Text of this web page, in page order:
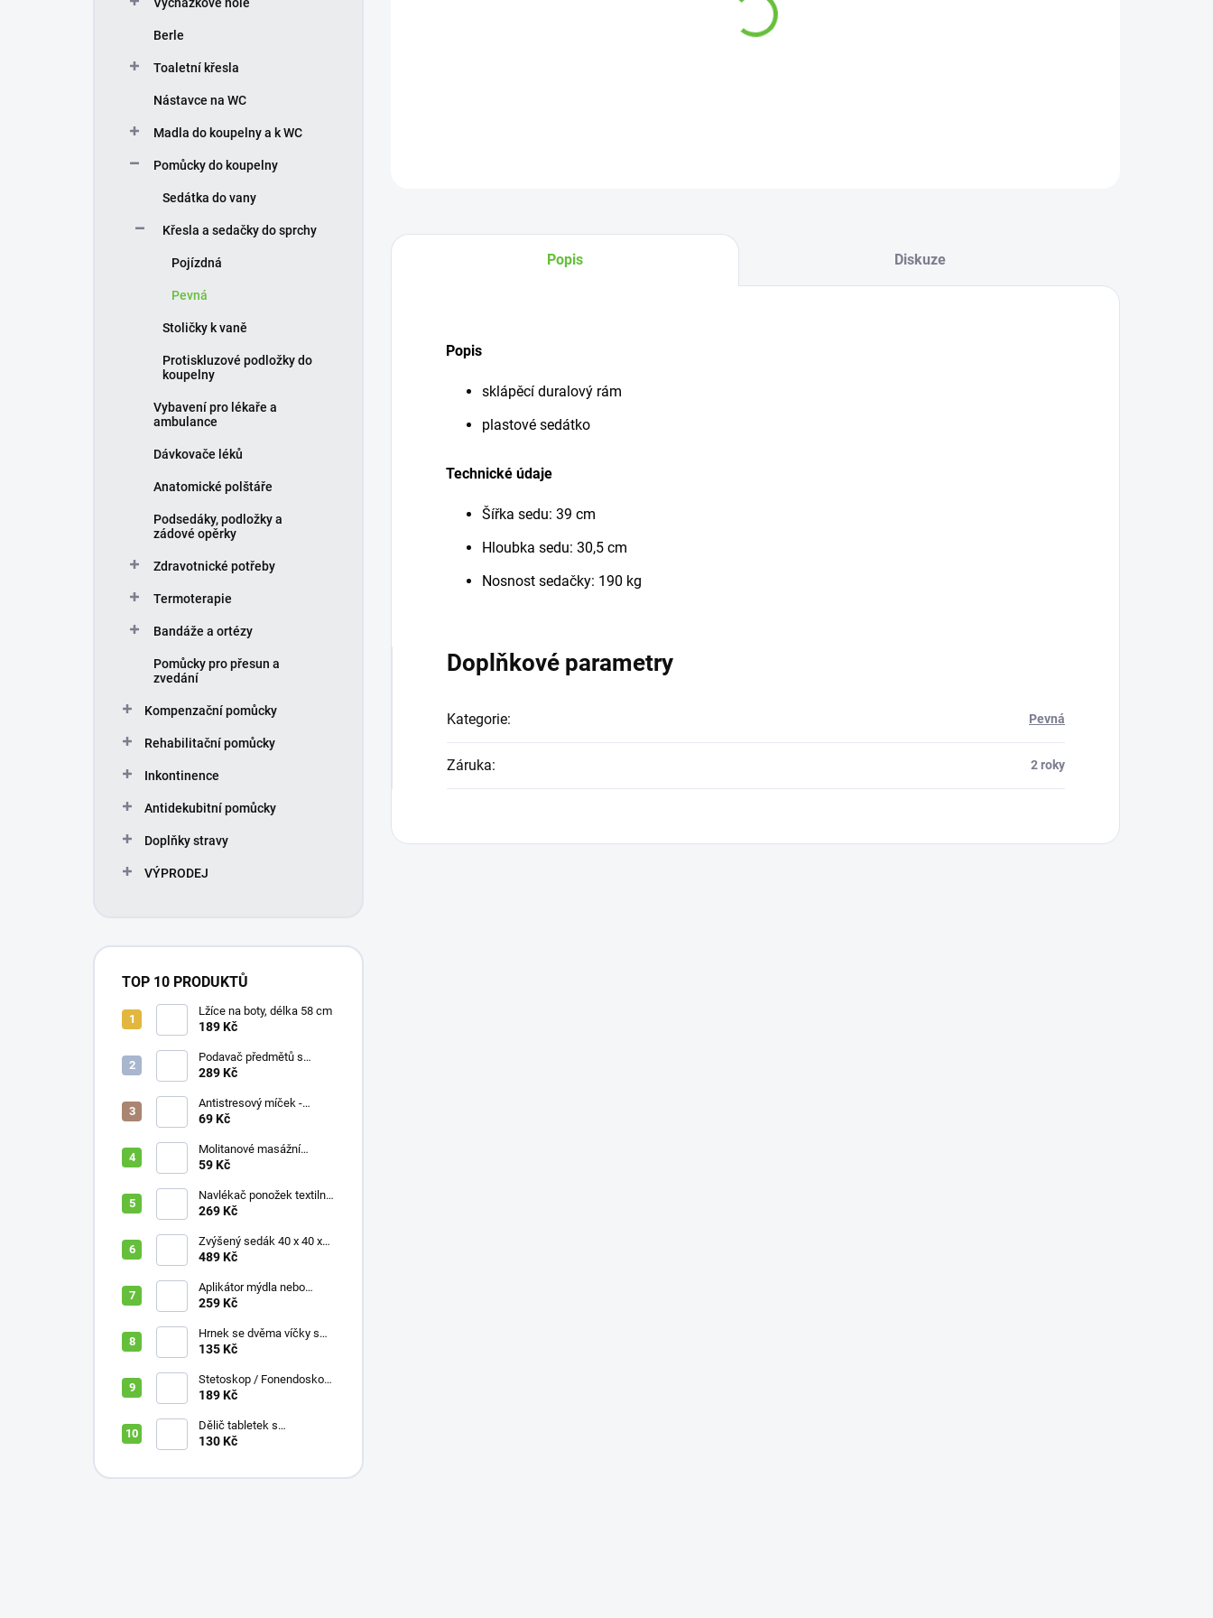
Berle
Toaletní křesla
Nástavce na WC
Madla do koupelny a k WC
Pomůcky do koupelny
Sedátka do vany
Křesla a sedačky do sprchy
Pojízdná
Pevná
Stoličky k vaně
Protiskluzové podložky do
koupelny
Vybavení pro lékaře a
ambulance
Dávkovače léků
Anatomické polštáře
Podsedáky, podložky a
zádové opěrky
Zdravotnické potřeby
Termoterapie
Bandáže a ortézy
Pomůcky pro přesun a
zvedání
Kompenzační pomůcky
Rehabilitační pomůcky
Inkontinence
Antidekubitní pomůcky
Doplňky stravy
VÝPRODEJ
TOP 10 PRODUKTŮ
Lžíce na boty, délka 58 cm
189 Kč
Podavač předmětů s
magnetem / prodloužená
81 / 90 cm
289 Kč
Antistresový míček -
průměr 75 mm, mix barev
69 Kč
Molitanové masážní
míčky, různé velikosti
59 Kč
Navlékač ponožek textilní
s plastovou vložkou
269 Kč
Zvýšený sedák 40 x 40 x
10 cm
489 Kč
Aplikátor mýdla nebo
krému se zásobníkem a
259 Kč
Hrnek se dvěma víčky s
krátkými náustky, nápoje,
barvy
135 Kč
Stetoskop / Fonendoskop
pro zdravotnický personál,
189 Kč
Dělič tabletek s
bezpečným uložením léků
130 Kč
Popis Diskuze
Popis
sklápěcí duralový rám
plastové sedátko
Technické údaje
Šířka sedu: 39 cm
Hloubka sedu: 30,5 cm
Nosnost sedačky: 190 kg
Doplňkové parametry
Kategorie: Pevná
Záruka: 2 roky